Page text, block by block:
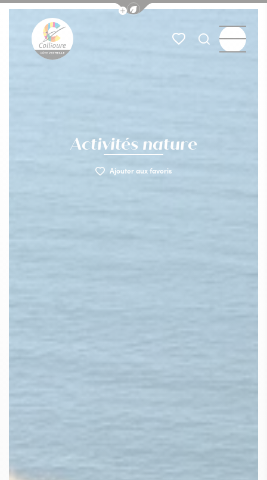
Afficher la barre de navigation du
Mes favoris
Je
Menu
Activités nature
Ajouter aux favoris